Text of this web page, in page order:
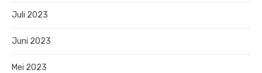
Juli 2023
Juni 2023
Mei 2023